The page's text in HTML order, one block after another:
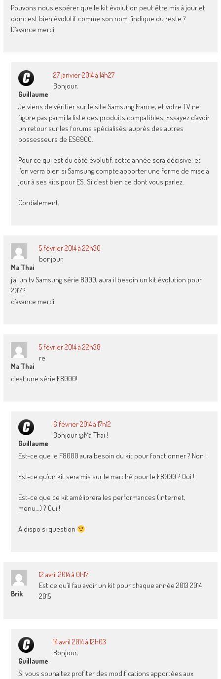
Pouvons nous espérer que le kit évolution peut être mis à jour et
donc est bien évolutif comme son nom l’indique du reste ?
D’avance merci
Guillaume
27 janvier 2014 à 14h27
Bonjour,
Je viens de vérifier sur le site Samsung France, et votre TV ne
figure pas parmi la liste des produits compatibles. Essayez d’avoir
un retour sur les forums spécialisés, auprès des autres
possesseurs de ES6900.
Pour ce qui est du côté évolutif, cette année sera décisive, et
l’on verra bien si Samsung compte apporter une forme de mise à
jour à ses kits pour ES. Si c’est bien ce dont vous parlez.
Cordialement,
Ma Thai
5 février 2014 à 22h30
bonjour,
j’ai un tv Samsung série 8000, aura il besoin un kit évolution pour
2014?
d’avance merci
Ma Thai
5 février 2014 à 22h38
re
c’est une série F8000!
Guillaume
6 février 2014 à 17h12
Bonjour @Ma Thai !
Est-ce que le F8000 aura besoin du kit pour fonctionner ? Non !
Est-ce qu’un kit sera mis sur le marché pour le F8000 ? Oui !
Est-ce que ce kit améliorera les performances (internet,
menu…) ? Oui !
A dispo si question
Brik
12 avril 2014 à 0h17
Est ce qu’il fau avoir un kit pour chaque année 2013 2014
2015
Guillaume
14 avril 2014 à 12h03
Bonjour,
Si vous souhaitez profiter des modifications apportées aux